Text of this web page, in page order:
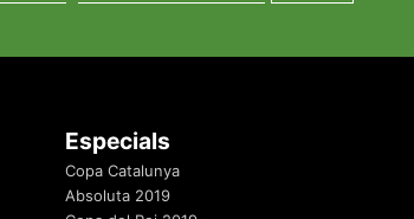
Especials
Copa Catalunya
Absoluta 2019